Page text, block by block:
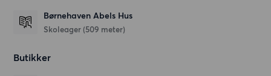
Børnehaven Abels Hus
Skoleager (509 meter)
Butikker